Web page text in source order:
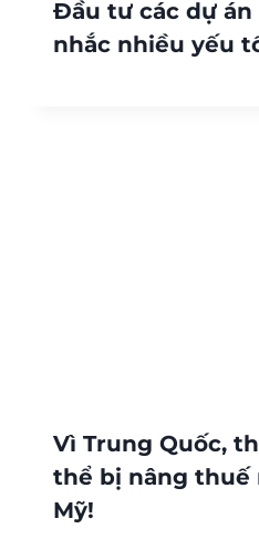
Đầu tư các dự án
nhắc nhiều yếu
Vì Trung Quốc,
thể bị nâng thuế
Mỹ!